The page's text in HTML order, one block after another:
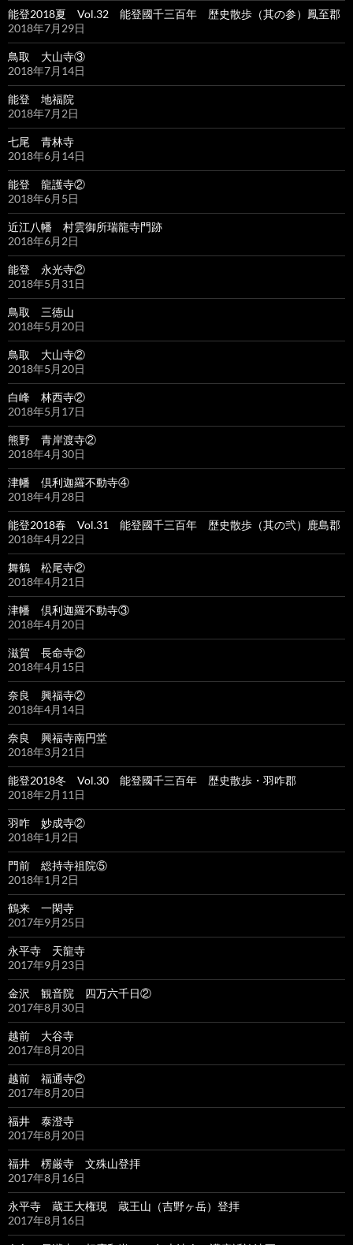
能登2018夏 Vol.32 能登國千三百年 歴史散歩（其の参）鳳至郡
2018年7月29日
鳥取 大山寺③
2018年7月14日
能登 地福院
2018年7月2日
七尾 青林寺
2018年6月14日
能登 龍護寺②
2018年6月5日
近江八幡 村雲御所瑞龍寺門跡
2018年6月2日
能登 永光寺②
2018年5月31日
鳥取 三徳山
2018年5月20日
鳥取 大山寺②
2018年5月20日
白峰 林西寺②
2018年5月17日
熊野 青岸渡寺②
2018年4月30日
津幡 倶利迦羅不動寺④
2018年4月28日
能登2018春 Vol.31 能登國千三百年 歴史散歩（其の弐）鹿島郡
2018年4月22日
舞鶴 松尾寺②
2018年4月21日
津幡 倶利迦羅不動寺③
2018年4月20日
滋賀 長命寺②
2018年4月15日
奈良 興福寺②
2018年4月14日
奈良 興福寺南円堂
2018年3月21日
能登2018冬 Vol.30 能登國千三百年 歴史散歩・羽咋郡
2018年2月11日
羽咋 妙成寺②
2018年1月2日
門前 総持寺祖院⑤
2018年1月2日
鶴来 一閑寺
2017年9月25日
永平寺 天龍寺
2017年9月23日
金沢 観音院 四万六千日②
2017年8月30日
越前 大谷寺
2017年8月20日
越前 福通寺②
2017年8月20日
福井 泰澄寺
2017年8月20日
福井 楞厳寺 文殊山登拝
2017年8月16日
永平寺 蔵王大権現 蔵王山（吉野ヶ岳）登拝
2017年8月16日